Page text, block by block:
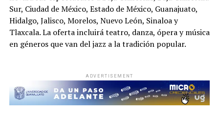
Sur, Ciudad de México, Estado de México, Guanajuato,
Hidalgo, Jalisco, Morelos, Nuevo León, Sinaloa y
Tlaxcala. La oferta incluirá teatro, danza, ópera y música
en géneros que van del jazz a la tradición popular.
ADVERTISEMENT